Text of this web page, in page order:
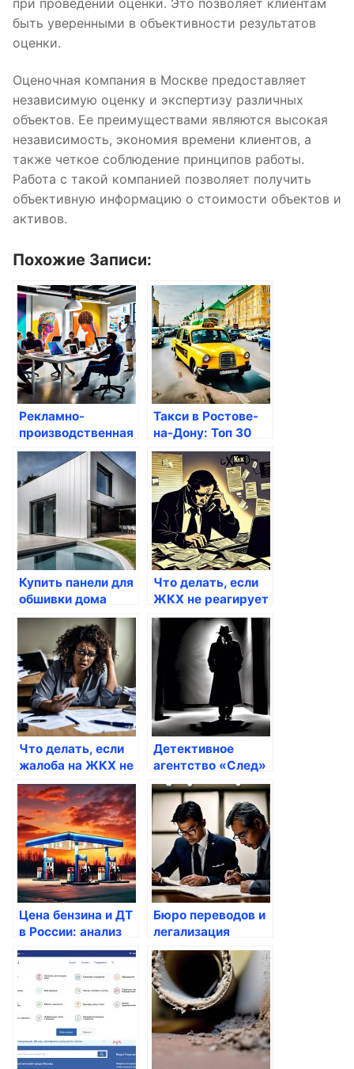
быть уверенными в объективности результатов
оценки.
Оценочная компания в Москве предоставляет
независимую оценку и экспертизу различных
объектов. Ее преимуществами являются высокая
независимость, экономия времени клиентов, а
также четкое соблюдение принципов работы.
Работа с такой компанией позволяет получить
объективную информацию о стоимости объектов и
активов.
Похожие Записи:
Рекламно-
производственная
компания ADV-F1:
секреты
успешного
продвижения
Такси в Ростове-
на-Дону: Топ 30
дешевых услуг
перевозки
Купить панели для
обшивки дома
снаружи: подбор
материалов и цена
на работы
Что делать, если
ЖКХ не реагирует
на жалобы
Что делать, если
жалоба на ЖКХ не
рассмотрена
Детективное
агентство «След»
Цена бензина и ДТ
в России: анализ
стоимости литра
АИ 92, АИ 95 и
дизельного
топлива
Бюро переводов и
легализация
документов: как
получить
качественные
услуги